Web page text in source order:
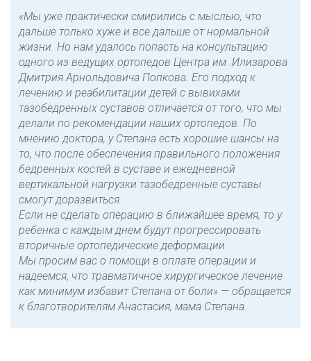
«Мы уже практически смирились с мыслью, что
дальше только хуже и все дальше от нормальной
жизни. Но нам удалось попасть на консультацию
одного из ведущих ортопедов Центра им .Илизарова
Дмитрия Арнольдовича Попкова. Его подход к
лечению и реабилитации детей с вывихами
тазобедренных суставов отличается от того, что мы
делали по рекомендации наших ортопедов. По
мнению доктора, у Степана есть хорошие шансы на
то, что после обеспечения правильного положения
бедренных костей в суставе и ежедневной
вертикальной нагрузки тазобедренные суставы
смогут доразвиться.
Если не сделать операцию в ближайшее время, то у
ребенка с каждым днем будут прогрессировать
вторичные ортопедические деформации
Мы просим вас о помощи в оплате операции и
надеемся, что травматичное хирургическое лечение
как минимум избавит Степана от боли» — обращается
к благотворителям Анастасия, мама Степана.